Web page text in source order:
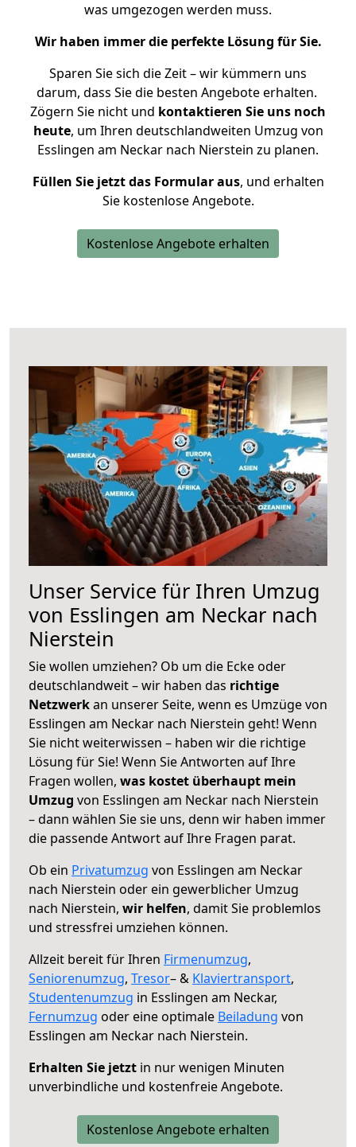
was umgezogen werden muss.
Wir haben immer die perfekte Lösung für Sie.
Sparen Sie sich die Zeit – wir kümmern uns
darum, dass Sie die besten Angebote erhalten.
Zögern Sie nicht und kontaktieren Sie uns noch
heute, um Ihren deutschlandweiten Umzug von
Esslingen am Neckar nach Nierstein zu planen.
Füllen Sie jetzt das Formular aus, und erhalten
Sie kostenlose Angebote.
Kostenlose Angebote erhalten
Unser Service für Ihren Umzug
von Esslingen am Neckar nach
Nierstein
Sie wollen umziehen? Ob um die Ecke oder
deutschlandweit – wir haben das richtige
Netzwerkan unserer Seite, wenn es Umzüge von
Esslingen am Neckar nach Nierstein geht! Wenn
Sie nicht weiterwissen – haben wir die richtige
Lösung für Sie! Wenn Sie Antworten auf Ihre
Fragen wollen, was kostet überhaupt mein
Umzug von Esslingen am Neckar nach Nierstein
– dann wählen Sie sie uns, denn wir haben immer
die passende Antwort auf Ihre Fragen parat.
Ob ein Privatumzug von Esslingen am Neckar
nach Nierstein oder ein gewerblicher Umzug
nach Nierstein, wir helfen, damit Sie problemlos
und stressfrei umziehen können.
Allzeit bereit für Ihren Firmenumzug,
Seniorenumzug, Tresor– & Klaviertransport,
Studentenumzug in Esslingen am Neckar,
Fernumzug oder eine optimale Beiladung von
Esslingen am Neckar nach Nierstein.
Erhalten Sie jetzt in nur wenigen Minuten
unverbindliche und kostenfreie Angebote.
Kostenlose Angebote erhalten